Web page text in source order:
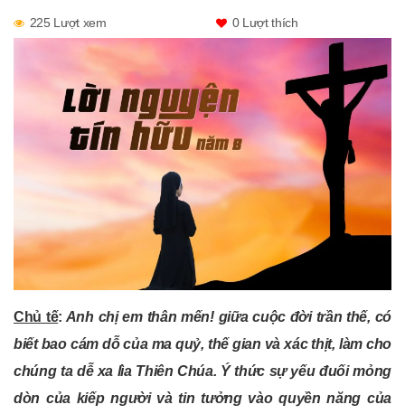
225 Lượt xem 0Lượt thích
Chủ tế: Anh chị em thân mến! giữa cuộc đời trần thế, có
biết bao cám dỗ của ma quỷ, thế gian và xác thịt, làm cho
chúng ta dễ xa lìa Thiên Chúa. Ý thức sự yếu đuối mỏng
dòn của kiếp người và tin tưởng vào quyền năng của